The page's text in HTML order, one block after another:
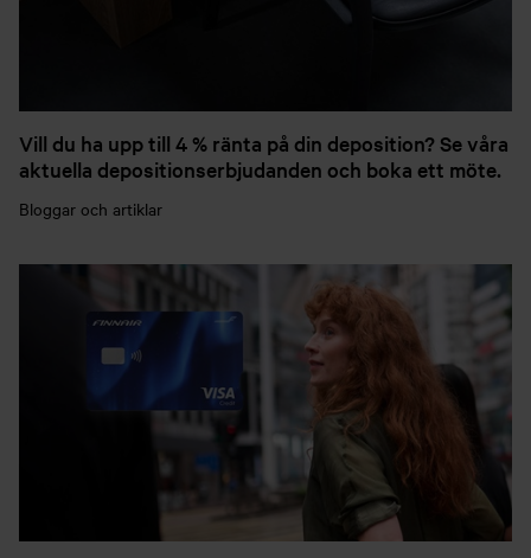
Vill du ha upp till 4 % ränta på din deposition? Se våra
aktuella depositionserbjudanden och boka ett möte.
Bloggar och artiklar